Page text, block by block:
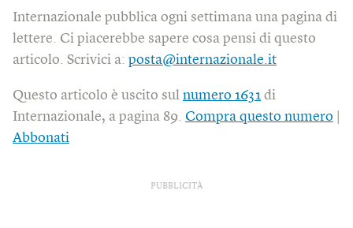
Internazionale pubblica ogni settimana una pagina di
lettere. Ci piacerebbe sapere cosa pensi di questo
articolo. Scrivici a: posta@internazionale.it
Questo articolo è uscito sul numero 1631 di
Internazionale, a pagina 89. Compra questo numero
Abbonati
PUBBLICITÀ